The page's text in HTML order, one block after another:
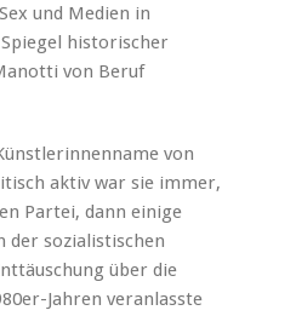
und Medien in
historischer
von Beruf
von
aktiv war sie immer,
Partei, dann einige
der sozialistischen
über die
Jahren veranlasste